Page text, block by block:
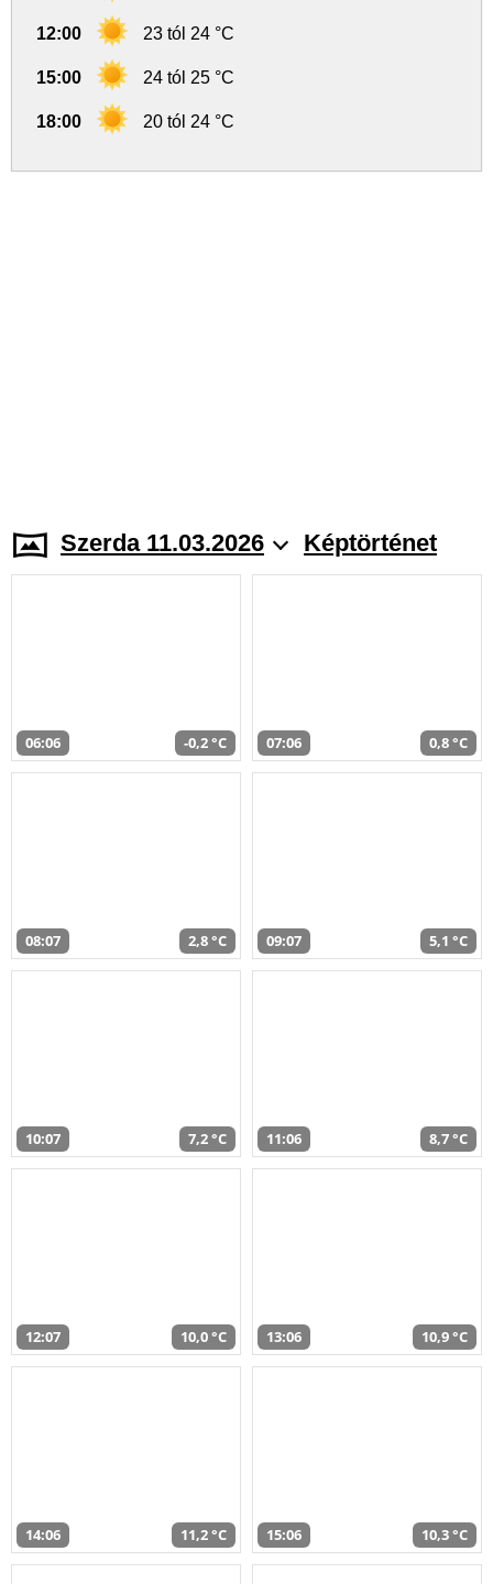
12:00 23 tól 24 °C
15:00 24 tól 25 °C
18:00 20 tól 24 °C
Szerda 11.03.2026 Képtörténet
06:06 -0,2 °C 07:06 0,8 °C
08:07 2,8 °C 09:07 5,1 °C
10:07 7,2 °C 11:06 8,7 °C
12:07 10,0 °C 13:06 10,9 °C
14:06 11,2 °C 15:06 10,3 °C